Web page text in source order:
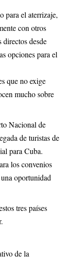
para el aterrizaje,
con otros
directos desde
opciones para el
que no exige
mucho sobre
Nacional de
de turistas de
para Cuba.
los convenios
oportunidad
tres países
de la